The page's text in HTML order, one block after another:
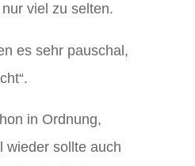
viel zu selten.
es sehr pauschal,
in Ordnung,
wieder sollte auch